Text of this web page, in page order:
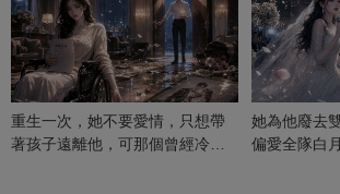
重生一次，她不要愛情，只想帶
著孩子遠離他，可那個曾經冷漠
她為他廢去
偏愛全隊白